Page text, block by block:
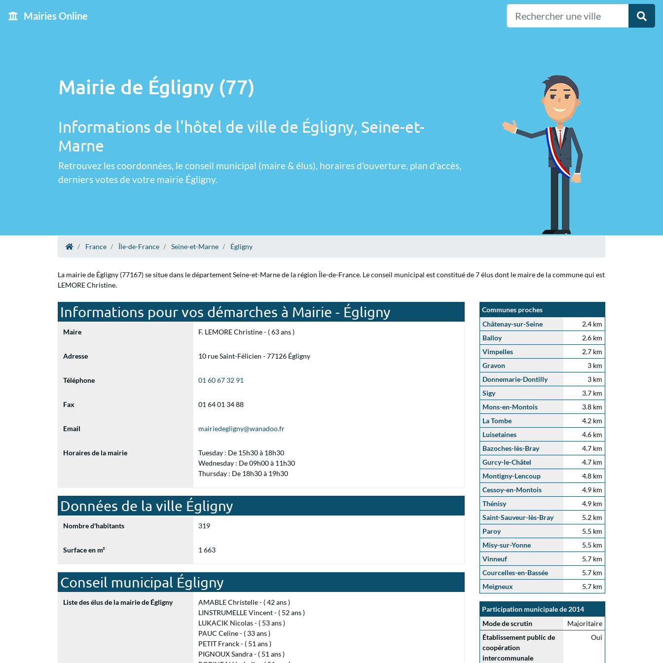
Mairies Online
Mairie de Égligny (77)
Informations de l'hôtel de ville de Égligny, Seine-et-
Marne
Retrouvez les coordonnées, le conseil municipal (maire & élus), horaires d'ouverture, plan d'accès,
derniers votes de votre mairie Égligny.
France Île-de-France Seine-et-Marne Égligny
La mairie de Égligny (77167) se situe dans le département Seine-et-Marne de la région Île-de-France. Le conseil municipal est constitué de 7 élus dont le maire de la commune qui est
LEMORE Christine.
Informations pour vos démarches à Mairie - Égligny
Maire F. LEMORE Christine - ( 63 ans )
Adresse 10 rue Saint-Félicien - 77126 Égligny
Téléphone 01 60 67 32 91
Fax 01 64 01 34 88
Email mairiedegligny@wanadoo.fr
Horaires de la mairie
Tuesday : De 15h30 à 18h30
Wednesday : De 09h00 à 11h30
Thursday : De 18h30 à 19h30
Données de la ville Égligny
Nombre d'habitants 319
Surface en m² 1 663
Conseil municipal Égligny
Liste des élus de la mairie de Égligny
AMABLE Christelle - ( 42 ans )
LINSTRUMELLE Vincent - ( 52 ans )
LUKACIK Nicolas - ( 53 ans )
PAUC Celine - ( 33 ans )
PETIT Franck - ( 51 ans )
PIGNOUX Sandra - ( 51 ans )
Communes proches
Châtenay-sur-Seine
2.4 km
Balloy
2.6 km
Vimpelles
2.7 km
Gravon
3 km
Donnemarie-Dontilly
3 km
Sigy
3.7 km
Mons-en-Montois
3.8 km
La Tombe
4.2 km
Luisetaines
4.6 km
Bazoches-lès-Bray
4.7 km
Gurcy-le-Châtel
4.7 km
Montigny-Lencoup
4.8 km
Cessoy-en-Montois
4.9 km
Thénisy
4.9 km
Saint-Sauveur-lès-Bray
5.2 km
Paroy
5.5 km
Misy-sur-Yonne
5.5 km
Vinneuf
5.7 km
Courcelles-en-Bassée
5.7 km
Meigneux
5.7 km
Participation municipale de 2014
Mode de scrutin
Majoritaire
Établissement public de
coopération
intercommunale
Oui